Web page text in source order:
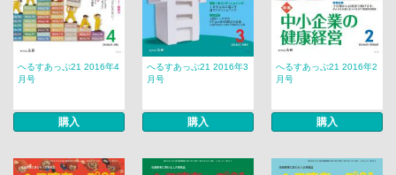
へるすあっぷ21 2016年4
月号
購入
へるすあっぷ21 2016年3
月号
購入
へるすあっぷ21 2016年2
月号
購入